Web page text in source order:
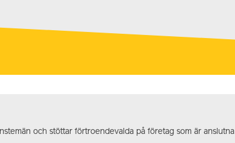
och stöttar förtroendevalda på företag som är anslutna